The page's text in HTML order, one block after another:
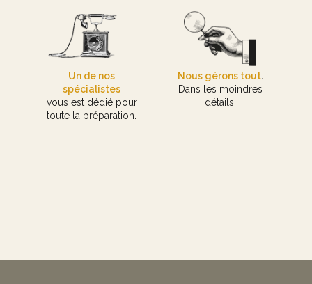
Un de nos
spécialistes
vous est dédié pour
toute la préparation.
Nous gérons tout.
Dans les moindres
détails.